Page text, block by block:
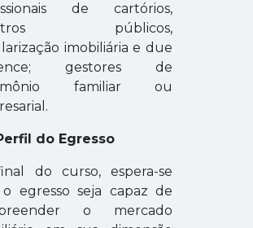
de cartórios,
públicos,
imobiliária e due
gestores de
familiar ou
do Egresso
do curso, espera-se
egresso seja capaz de
o mercado